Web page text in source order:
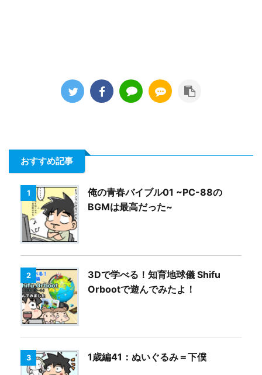
おすすめ記事
1
俺の青春バイブル01 ~PC-88の
BGMは最高だった~
2
3Dで学べる！知育地球儀 Shifu
Orbootで遊んでみたよ！
3 1歳編41：ぬいぐるみ＝下僕